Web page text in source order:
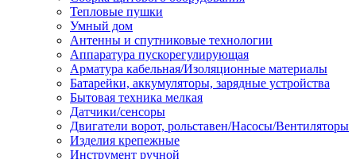
Тепловые пушки
Умный дом
Антенны и спутниковые технологии
Аппаратура пускорегулирующая
Арматура кабельная/Изоляционные материалы
Батарейки, аккумуляторы, зарядные устройства
Бытовая техника мелкая
Датчики/сенсоры
Двигатели ворот, рольставен/Насосы/Вентиляторы
Изделия крепежные
Инструмент ручной